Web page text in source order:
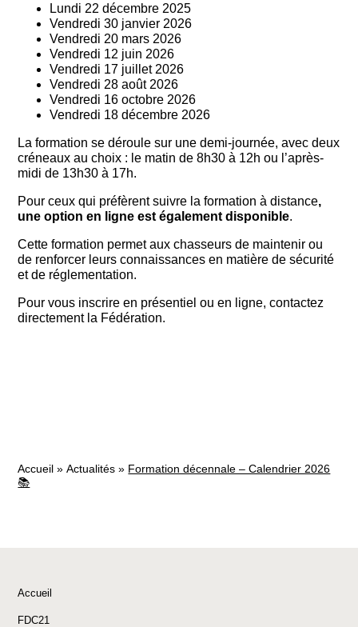
Lundi 22 décembre 2025
Vendredi 30 janvier 2026
Vendredi 20 mars 2026
Vendredi 12 juin 2026
Vendredi 17 juillet 2026
Vendredi 28 août 2026
Vendredi 16 octobre 2026
Vendredi 18 décembre 2026
La formation se déroule sur une demi-journée, avec deux
créneaux au choix : le matin de 8h30 à 12h ou l’après-
midi de 13h30 à 17h.
Pour ceux qui préfèrent suivre la formation à distance,
une option en ligne est également disponible.
Cette formation permet aux chasseurs de maintenir ou
de renforcer leurs connaissances en matière de sécurité
et de réglementation.
Pour vous inscrire en présentiel ou en ligne, contactez
directement la Fédération.
Accueil »Actualités » Formation décennale – Calendrier 2026
📚
Accueil
FDC21